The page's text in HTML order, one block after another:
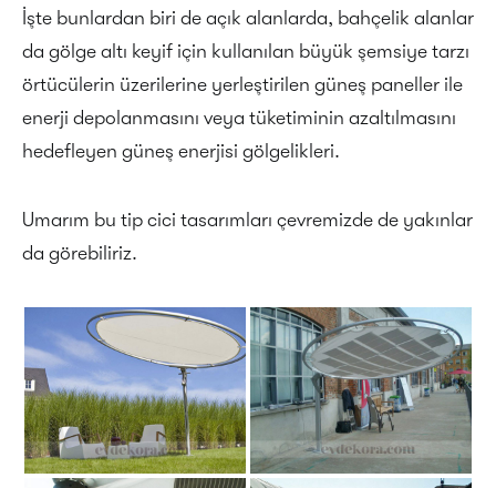
İşte bunlardan biri de açık alanlarda, bahçelik alanlar
da gölge altı keyif için kullanılan büyük şemsiye tarzı
örtücülerin üzerilerine yerleştirilen güneş paneller ile
enerji depolanmasını veya tüketiminin azaltılmasını
hedefleyen güneş enerjisi gölgelikleri.
Umarım bu tip cici tasarımları çevremizde de yakınlar
da görebiliriz.